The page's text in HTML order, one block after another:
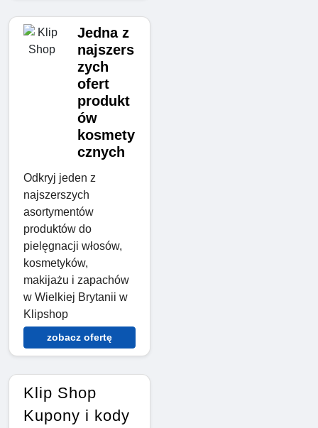
Jedna z
najszers
zych
ofert
produkt
ów
kosmety
cznych
Odkryj jeden z
najszerszych
asortymentów
produktów do
pielęgnacji włosów,
kosmetyków,
makijażu i zapachów
w Wielkiej Brytanii w
Klipshop
zobacz ofertę
Klip Shop
Kupony i kody